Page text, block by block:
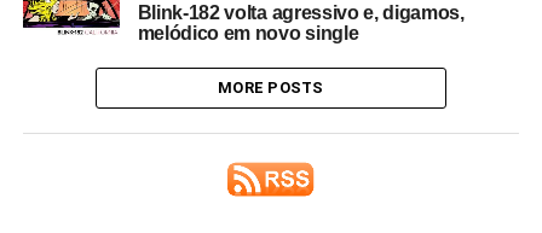
Blink-182 volta agressivo e, digamos,
melódico em novo single
MORE POSTS